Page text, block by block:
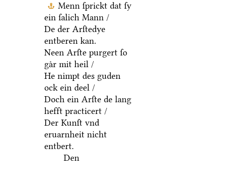
Menn ſprickt dat ſy
ein ſalich Mann /
De der Arſtedye
entberen kan.
Neen Arſte purgert ſo
gaͤr mit heil /
He nimpt des guden
ock ein deel /
Doch ein Arſte de lang
hefft practicert /
Der Kunſt vnd
eruarnheit nicht
entbert.
Den